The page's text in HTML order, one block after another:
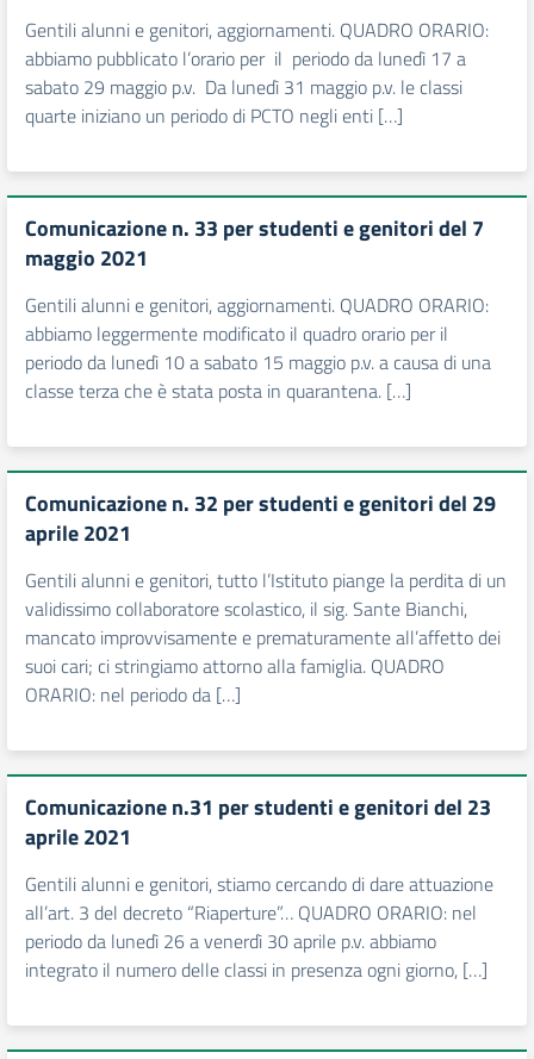
Gentili alunni e genitori, aggiornamenti. QUADRO ORARIO:
abbiamo pubblicato l’orario per il periodo da lunedì 17 a
sabato 29 maggio p.v. Da lunedì 31 maggio p.v. le classi
quarte iniziano un periodo di PCTO negli enti […]
Comunicazione n. 33 per studenti e genitori del 7
maggio 2021
Gentili alunni e genitori, aggiornamenti. QUADRO ORARIO:
abbiamo leggermente modificato il quadro orario per il
periodo da lunedì 10 a sabato 15 maggio p.v. a causa di una
classe terza che è stata posta in quarantena. […]
Comunicazione n. 32 per studenti e genitori del 29
aprile 2021
Gentili alunni e genitori, tutto l’Istituto piange la perdita di un
validissimo collaboratore scolastico, il sig. Sante Bianchi,
mancato improvvisamente e prematuramente all’affetto dei
suoi cari; ci stringiamo attorno alla famiglia. QUADRO
ORARIO: nel periodo da […]
Comunicazione n.31 per studenti e genitori del 23
aprile 2021
Gentili alunni e genitori, stiamo cercando di dare attuazione
all’art. 3 del decreto “Riaperture”… QUADRO ORARIO: nel
periodo da lunedì 26 a venerdì 30 aprile p.v. abbiamo
integrato il numero delle classi in presenza ogni giorno, […]